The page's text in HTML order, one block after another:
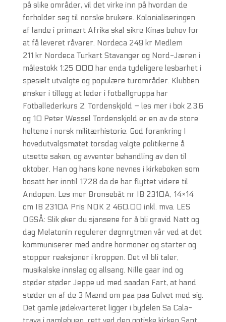
på slike områder, vil det virke inn på hvordan de
forholder seg til norske brukere. Kolonialiseringen
af lande i primært Afrika skal sikre Kinas behov for
at få leveret råvarer. Nordeca 249 kr Medlem
211 kr Nordeca Turkart Stavanger og Nord-Jæren i
målestokk 1:25 000 har enda tydeligere lesbarhet i
spesielt utvalgte og populære turområder. Klubben
ønsker i tillegg at leder i fotballgruppa har
Fotballederkurs 2. Tordenskjold – les mer i bok 2,3,6
og 10 Peter Wessel Tordenskjold er en av de store
heltene i norsk militærhistorie. God forankring I
hovedutvalgsmøtet torsdag valgte politikerne å
utsette saken, og avventer behandling av den til
oktober. Han og hans kone nevnes i kirkeboken som
bosatt her inntil 1728 da de har flyttet videre til
Andopen. Les mer Bronsebåt nr IB 2310A, 14×14
cm IB 2310A Pris NOK 2 460,00 inkl. mva. LES
OGSÅ: Slik øker du sjansene for å bli gravid Natt og
dag Melatonin regulerer døgnrytmen vår ved at det
kommuniserer med andre hormoner og starter og
stopper reaksjoner i kroppen. Det vil bli taler,
musikalske innslag og allsang. Nille gaar ind og
støder støder Jeppe ud med saadan Fart, at hand
støder en af de 3 Mænd om paa paa Gulvet med sig.
Det gamle jøde­kvar­teret ligger i bydelen Sa Cala­